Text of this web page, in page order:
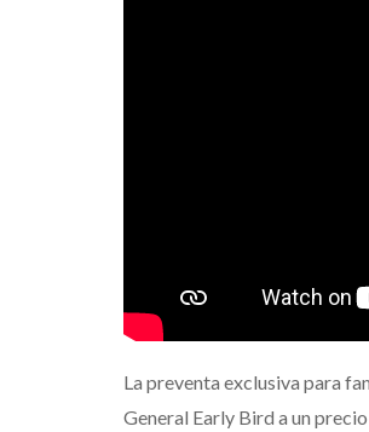
La preventa exclusiva para
General Early Bird a un